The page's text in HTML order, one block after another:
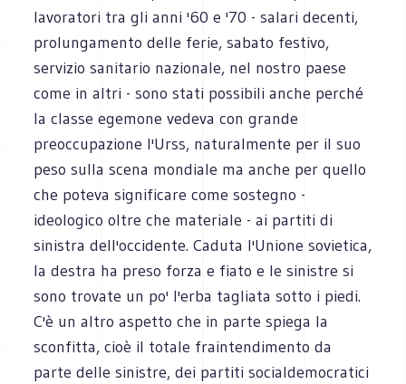
lavoratori tra gli anni '60 e '70 - salari decenti,
prolungamento delle ferie, sabato festivo,
servizio sanitario nazionale, nel nostro paese
come in altri - sono stati possibili anche perché
la classe egemone vedeva con grande
preoccupazione l'Urss, naturalmente per il suo
peso sulla scena mondiale ma anche per quello
che poteva significare come sostegno -
ideologico oltre che materiale - ai partiti di
sinistra dell'occidente. Caduta l'Unione sovietica,
la destra ha preso forza e fiato e le sinistre si
sono trovate un po' l'erba tagliata sotto i piedi.
C'è un altro aspetto che in parte spiega la
sconfitta, cioè il totale fraintendimento da
parte delle sinistre, dei partiti socialdemocratici